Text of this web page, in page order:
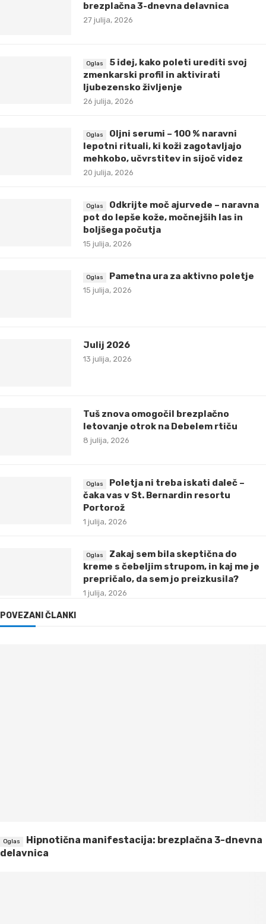
brezplačna 3-dnevna delavnica
27 julija, 2026
5 idej, kako poleti urediti svoj
zmenkarski profil in aktivirati
ljubezensko življenje
26 julija, 2026
Oljni serumi – 100 % naravni
lepotni rituali, ki koži zagotavljajo
mehkobo, učvrstitev in sijoč videz
20 julija, 2026
Odkrijte moč ajurvede – naravna
pot do lepše kože, močnejših las in
boljšega počutja
15 julija, 2026
Pametna ura za aktivno poletje
15 julija, 2026
Julij 2026
13 julija, 2026
Tuš znova omogočil brezplačno
letovanje otrok na Debelem rtiču
8 julija, 2026
Poletja ni treba iskati daleč –
čaka vas v St. Bernardin resortu
Portorož
1 julija, 2026
Zakaj sem bila skeptična do
kreme s čebeljim strupom, in kaj me je
prepričalo, da sem jo preizkusila?
1 julija, 2026
POVEZANI ČLANKI
Hipnotična manifestacija: brezplačna 3-dnevna
delavnica